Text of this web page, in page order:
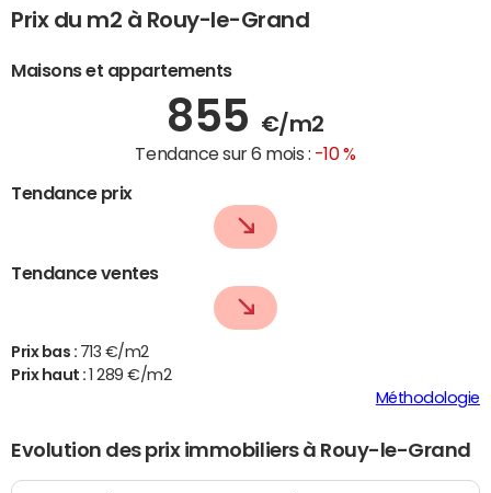
Prix du m2 à Rouy-le-Grand
Maisons et appartements
855 €/m2
Tendance sur 6 mois : -10 %
Tendance prix
Tendance ventes
Prix bas : 713 €/m2
Prix haut :
1 289 €/m2
Méthodologie
Evolution des prix immobiliers à Rouy-le-Grand